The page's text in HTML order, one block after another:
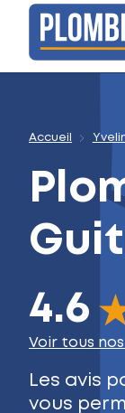
Accueil
4.6
Voir tous
Les avis
vous